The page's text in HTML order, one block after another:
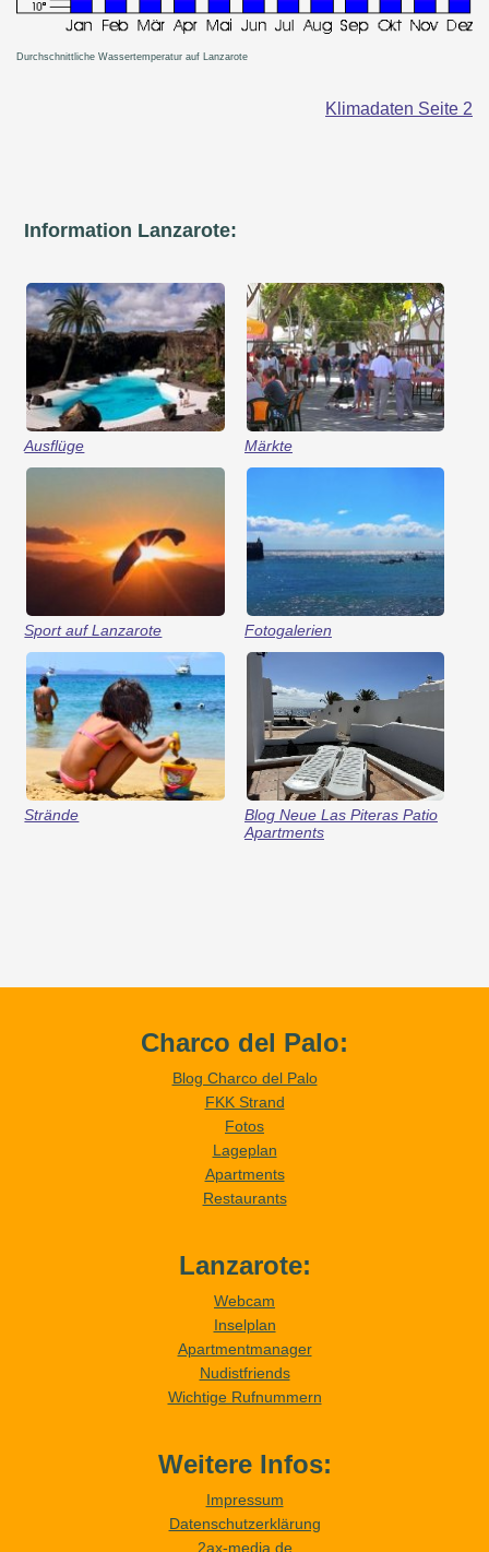
Durchschnittliche Wassertemperatur auf Lanzarote
Klimadaten Seite 2
Information Lanzarote:
Ausflüge Märkte
Sport auf Lanzarote Fotogalerien
Strände
Blog Neue Las Piteras Patio
Apartments
Charco del Palo:
Blog Charco del Palo
FKK Strand
Fotos
Lageplan
Apartments
Restaurants
Lanzarote:
Webcam
Inselplan
Apartmentmanager
Nudistfriends
Wichtige Rufnummern
Weitere Infos:
Impressum
Datenschutzerklärung
2ax-media.de